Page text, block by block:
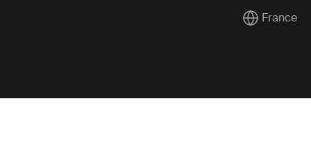
Current
France